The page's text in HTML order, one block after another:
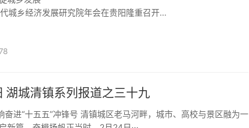
经济发展研究院年会在贵阳隆重召开
不住思想碰···
湖城清镇系列报道之三十九
奋进“十五五”冲锋号 清镇城区老马河畔，城市、高校与景区融为一